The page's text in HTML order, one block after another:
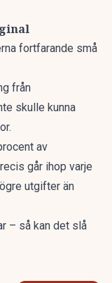
fortfarande små
från
skulle kunna
av
går ihop varje
utgifter än
– så kan det slå